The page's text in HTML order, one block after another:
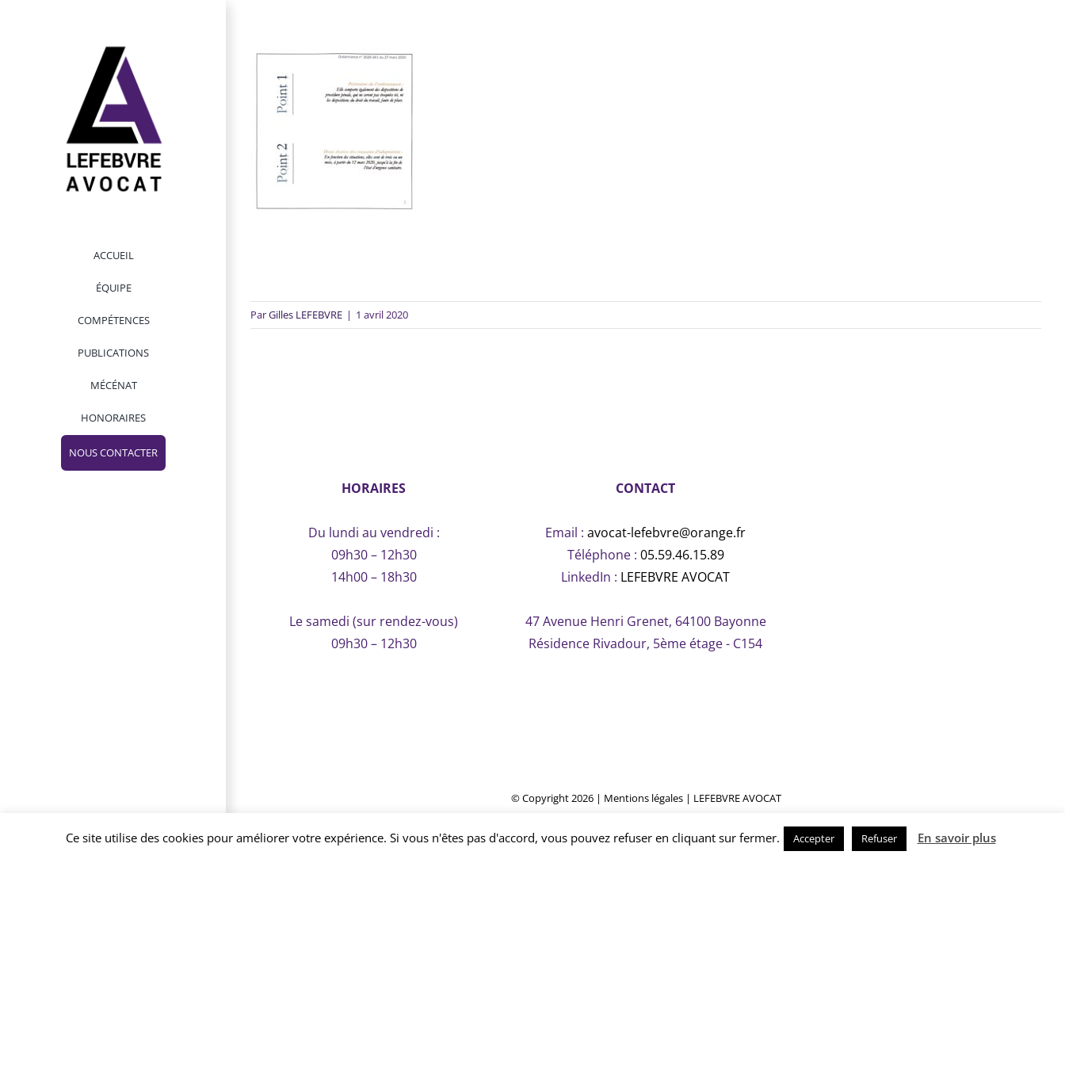
ACCUEIL
ÉQUIPE
COMPÉTENCES
PUBLICATIONS
MÉCÉNAT
HONORAIRES
NOUS CONTACTER
ParGilles LEFEBVRE | 1 avril 2020
HORAIRES
Du lundi au vendredi :
09h30 – 12h30
14h00 – 18h30
Le samedi (sur rendez-vous)
09h30 – 12h30
CONTACT
Email :avocat-lefebvre@orange.fr
Téléphone : 05.59.46.15.89
LinkedIn : LEFEBVRE AVOCAT
47 Avenue Henri Grenet, 64100 Bayonne
Résidence Rivadour, 5ème étage - C154
© Copyright 2026 | Mentions légales| LEFEBVRE AVOCAT
Facebook
TwitterInstagramPinterest
Ce site utilise des cookies pour améliorer votre expérience. Si vous n'êtes pas d'accord, vous pouvez refuser en cliquant sur fermer. Accepter Refuser En savoir plus